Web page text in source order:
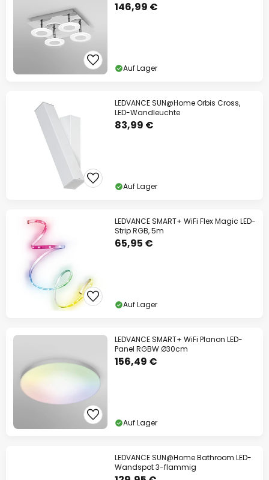
146,99 €
Auf Lager
LEDVANCE SUN@Home Orbis Cross,
LED-Wandleuchte
83,99 €
Auf Lager
LEDVANCE SMART+ WiFi Flex Magic LED-
Strip RGB, 5m
65,95 €
Auf Lager
LEDVANCE SMART+ WiFi Planon LED-
Panel RGBW Ø30cm
156,49 €
Auf Lager
LEDVANCE SUN@Home Bathroom LED-
Wandspot 3-flammig